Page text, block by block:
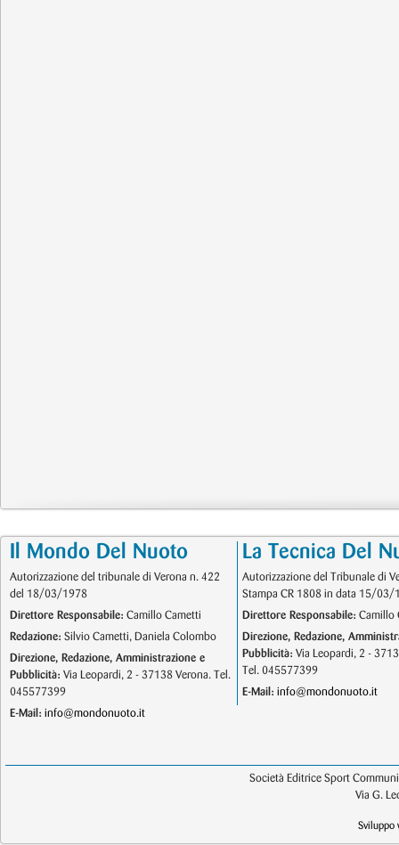
Il Mondo Del Nuoto
Autorizzazione del tribunale di Verona n. 422
del 18/03/1978
Direttore Responsabile: Camillo Cametti
Redazione: Silvio Cametti, Daniela Colombo
Direzione, Redazione, Amministrazione e
Pubblicità: Via Leopardi, 2 - 37138 Verona. Tel.
045577399
E-Mail: info@mondonuoto.it
La Tecnica Del
Autorizzazione del Tribunale di
Stampa CR 1808 in data 15/03/
Direttore Responsabile: Camillo
Direzione, Redazione,
Pubblicità: Via Leopardi, 2 -
Tel. 045577399
E-Mail: info@mondonuoto.it
Società Editrice Sport
Via G.
Sviluppo